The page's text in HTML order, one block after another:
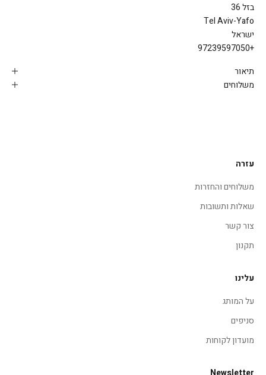
בזל 36
Tel Aviv-Yafo
ישראל
+97239597050
תיאור
משלוחים
עזרה
משלוחים והחזרות
שאלות ותשובות
צור קשר
תקנון
עלינו
על המותג
סניפים
מועדון לקוחות